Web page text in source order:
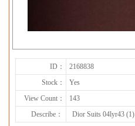
ID： 2168838
Stock：
Yes
View Count：
143
Describe：
Dior Suits 04lyr43 (1)